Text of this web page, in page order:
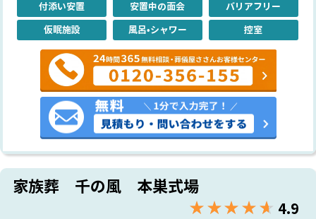
付添い安置
安置中の面会
バリアフリー
仮眠施設
風呂•シャワー 控室
家族葬 千の風 本巣式場
★★★★★
☆☆☆☆☆ 4.9